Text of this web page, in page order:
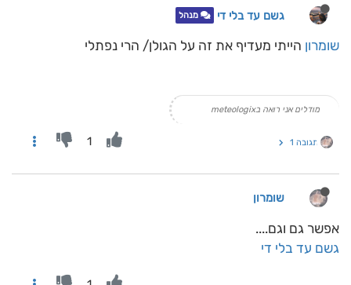
גשם עד בלי די מנהל
שומרון הייתי מעדיף את זה על הגולן/ הרי נפתלי
מודלים אני רואה בmeteologix
תגובה 1 1
שומרון
אפשר גם וגם....
גשם עד בלי די